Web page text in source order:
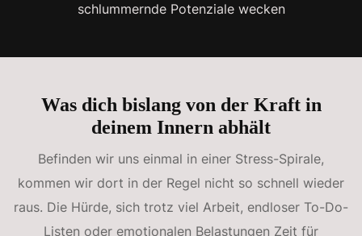
schlummernde Potenziale wecken
Was dich bislang von der Kraft in
deinem Innern abhält
Befinden wir uns einmal in einer Stress-Spirale,
kommen wir dort in der Regel nicht so schnell wieder
raus. Die Hürde, sich trotz viel Arbeit, endloser To-Do-
Listen oder emotionalen Belastungen Zeit für